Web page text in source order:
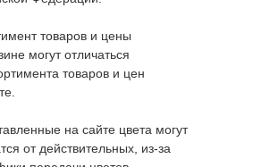
товаров и цены
могут отличаться
товаров и цен
на сайте цвета могут
от действительных, из-за